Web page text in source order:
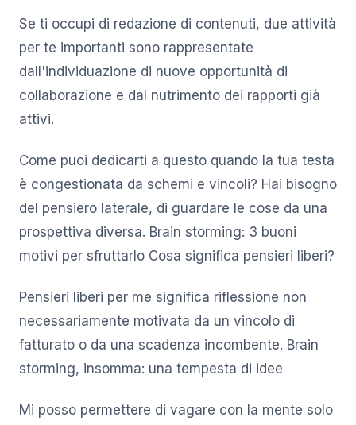
Se ti occupi di redazione di contenuti, due attività
per te importanti sono rappresentate
dall'individuazione di nuove opportunità di
collaborazione e dal nutrimento dei rapporti già
attivi.
Come puoi dedicarti a questo quando la tua testa
è congestionata da schemi e vincoli? Hai bisogno
del pensiero laterale, di guardare le cose da una
prospettiva diversa. Brain storming: 3 buoni
motivi per sfruttarlo Cosa significa pensieri liberi?
Pensieri liberi per me significa riflessione non
necessariamente motivata da un vincolo di
fatturato o da una scadenza incombente. Brain
storming, insomma: una tempesta di idee
Mi posso permettere di vagare con la mente solo